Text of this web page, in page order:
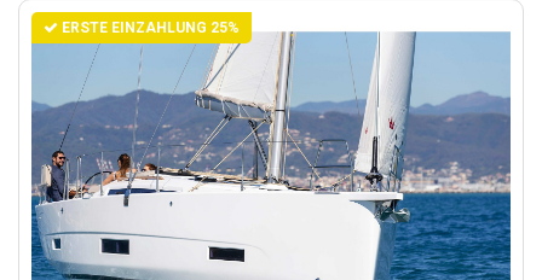
ERSTE EINZAHLUNG 25%